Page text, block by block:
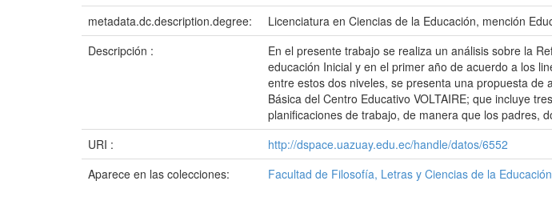
metadata.dc.description.degree:
Licenciatura en Ciencias de la Educación, mención
Descripción :
En el presente trabajo se realiza un análisis sobre la
educación Inicial y en el primer año de acuerdo a los
entre estos dos niveles, se presenta una propuesta
Básica del Centro Educativo VOLTAIRE; que incluye
planificaciones de trabajo, de manera que los padres,
URI :
http://dspace.uazuay.edu.ec/handle/datos/6552
Aparece en las colecciones:
Facultad de Filosofía, Letras y Ciencias de la Educación